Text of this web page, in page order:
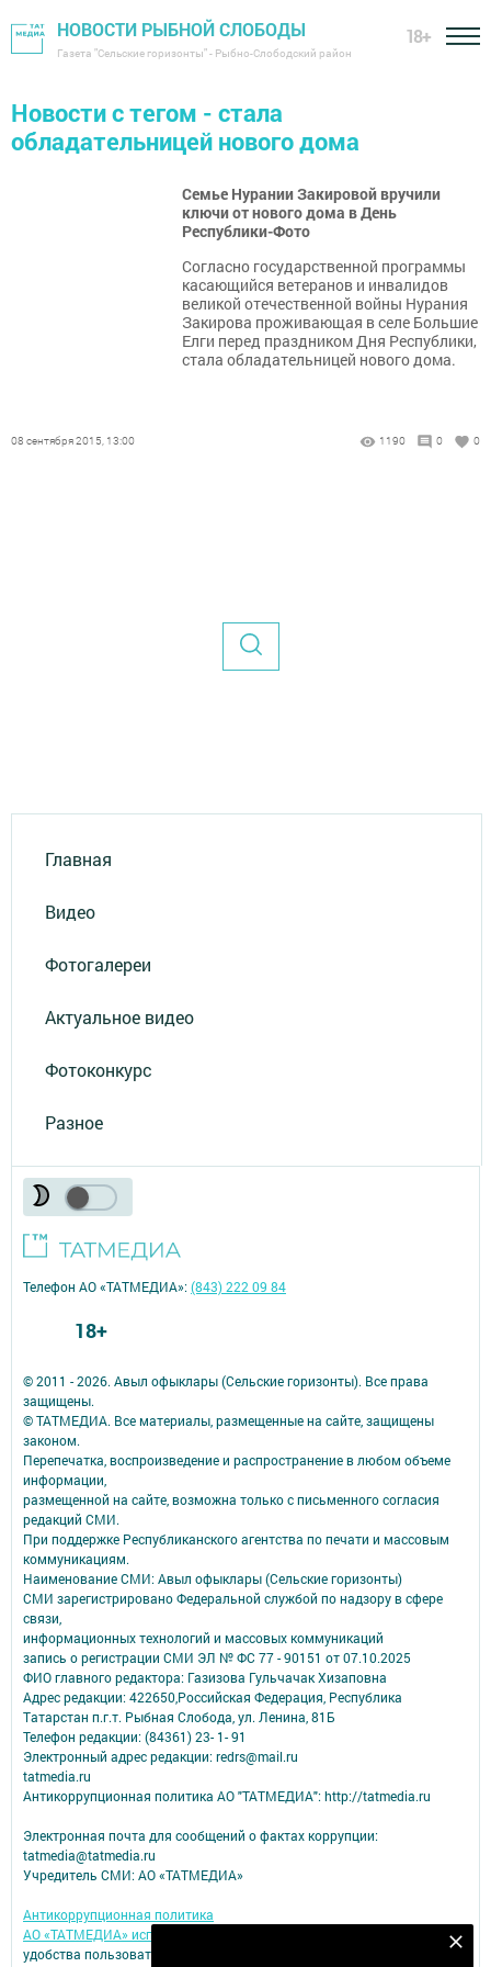
НОВОСТИ РЫБНОЙ СЛОБОДЫ
Газета "Сельские горизонты" - Рыбно-Слободский район
18+
Новости с тегом - стала
обладательницей нового дома
Семье Нурании Закировой вручили
ключи от нового дома в День
Республики-Фото
Согласно государственной программы
касающийся ветеранов и инвалидов
великой отечественной войны Нурания
Закирова проживающая в селе Большие
Елги перед праздником Дня Республики,
стала обладательницей нового дома.
08 сентября 2015, 13:00 1190 0 0
Главная
Видео
Фотогалереи
Актуальное видео
Фотоконкурс
Разное
© 2011 - 2026. Авыл офыклары (Сельские горизонты). Все права
защищены.
© ТАТМЕДИА. Все материалы, размещенные на сайте, защищены
законом.
Перепечатка, воспроизведение и распространение в любом объеме
информации,
размещенной на сайте, возможна только с письменного согласия
редакций СМИ.
При поддержке Республиканского агентства по печати и массовым
коммуникациям.
Наименование СМИ: Авыл офыклары (Сельские горизонты)
СМИ зарегистрировано Федеральной службой по надзору в сфере
связи,
информационных технологий и массовых коммуникаций
запись о регистрации СМИ ЭЛ № ФС 77 - 90151 от 07.10.2025
ФИО главного редактора: Газизова Гульчачак Хизаповна
Адрес редакции: 422650,Российская Федерация, Республика
Татарстан п.г.т. Рыбная Слобода, ул. Ленина, 81Б
Телефон редакции: (84361) 23- 1- 91
Электронный адрес редакции: redrs@mail.ru
tatmedia.ru
Антикоррупционная политика АО "ТАТМЕДИА": http://tatmedia.ru
Электронная почта для сообщений о фактах коррупции:
tatmedia@tatmedia.ru
Учредитель СМИ: АО «ТАТМЕДИА»
Антикоррупционная политика
АО «ТАТМЕДИА» использует «cookie»
для персонализации сервисов и
удобства пользователей сайтом.
Телефон АО «ТАТМЕДИА»:(843) 222 09 84
18+